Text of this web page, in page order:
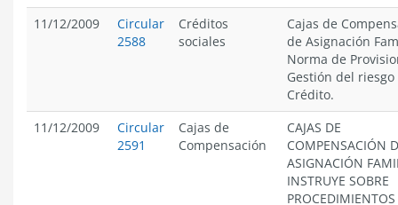
11/12/2009
Circular
2588
Créditos
sociales
Cajas de
de Asignación
Norma de
Gestión del riesgo
Crédito.
11/12/2009
Circular
2591
Cajas de
Compensación
CAJAS DE
COMPENSACIÓN
ASIGNACIÓN
INSTRUYE SOBRE